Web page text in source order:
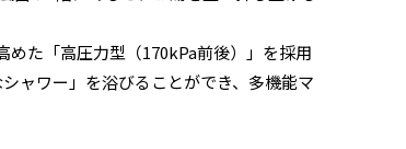
た「高圧力型（170kPa前後）」を採用
ャワー」を浴びることができ、多機能マ